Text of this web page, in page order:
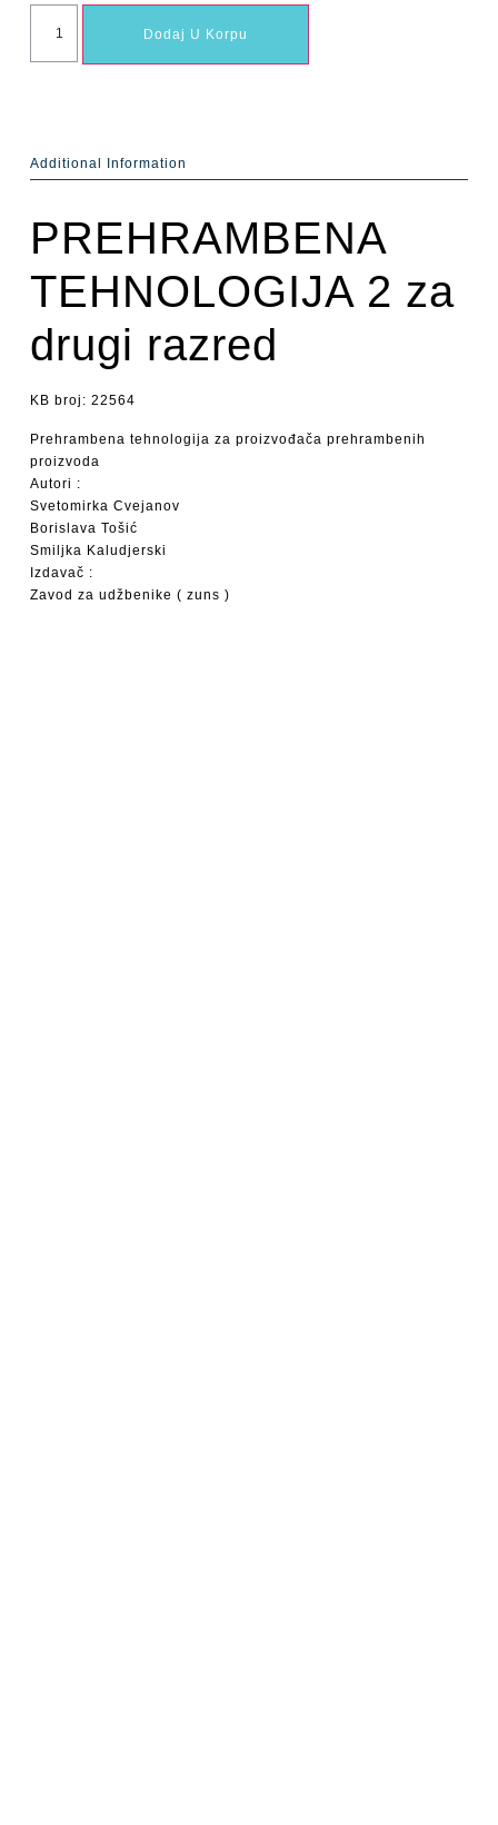
Dodaj U Korpu
Additional Information
PREHRAMBENA
TEHNOLOGIJA 2 za
drugi razred
KB broj: 22564
Prehrambena tehnologija za proizvođača prehrambenih
proizvoda
Autori :
Svetomirka Cvejanov
Borislava Tošić
Smiljka Kaludjerski
Izdavač :
Zavod za udžbenike ( zuns )